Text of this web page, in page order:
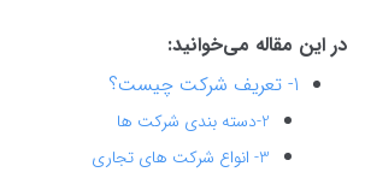
در این مقاله می‌خوانید:
1- تعریف شرکت چیست؟
2-دسته بندی شرکت ها
3- انواع شرکت های تجاری